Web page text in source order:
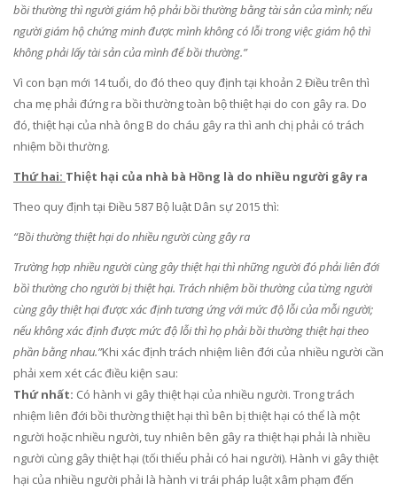
bồi thường thì người giám hộ phải bồi thường bằng tài sản của mình; nếu
người giám hộ chứng minh được mình không có lỗi trong việc giám hộ thì
không phải lấy tài sản của mình để bồi thường.”
Vì con bạn mới 14 tuổi, do đó theo quy định tại khoản 2 Điều trên thì
cha mẹ phải đứng ra bồi thường toàn bộ thiệt hại do con gây ra. Do
đó, thiệt hại của nhà ông B do cháu gây ra thì anh chị phải có trách
nhiệm bồi thường.
Thứ hai: Thiệt hại của nhà bà Hồng là do nhiều người gây ra
Theo quy định tại Điều 587 Bộ luật Dân sự 2015 thì:
“Bồi thường thiệt hại do nhiều người cùng gây ra
Trường hợp nhiều người cùng gây thiệt hại thì những người đó phải liên đới
bồì thường cho người bị thiệt hại. Trách nhiệm bồi thường của từng người
cùng gây thiệt hại được xác định tương ứng với mức độ lỗi của mỗi người;
nếu không xác định được mức độ lỗi thì họ phải bồi thường thiệt hại theo
phần bằng nhau.”Khi xác định trách nhiệm liên đới của nhiều người cần
phải xem xét các điều kiện sau:
Thứ nhất: Có hành vi gây thiệt hại của nhiều người. Trong trách
nhiệm liên đới bồi thường thiệt hại thì bên bị thiệt hại có thể là một
người hoặc nhiều người, tuy nhiên bên gây ra thiệt hại phải là nhiều
người cùng gây thiệt hại (tối thiểu phải có hai người). Hành vi gây thiệt
hại của nhiều người phải là hành vi trái pháp luật xâm phạm đến